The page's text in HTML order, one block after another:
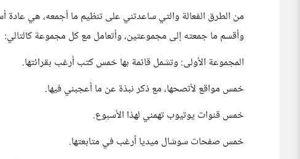
من الطرق الفعالة والتي ساعدتني على تنظيم ما أجمعه، هي
وأقسم ما جمعته إلى مجموعتين، وأتعامل مع كل مجموعة كالتالي:
المجموعة الأولى: وتشمل قائمة بها خمس كتب أرغب بقرائتها.
خمس مواقع لأتصحها، مع ذكر نبذة عن ما أعجبني فيها.
خمس قنوات يوتيوب تهمني لهذا الأسبوع.
خمس صفحات سوشال ميديا أرغب في متابعتها.